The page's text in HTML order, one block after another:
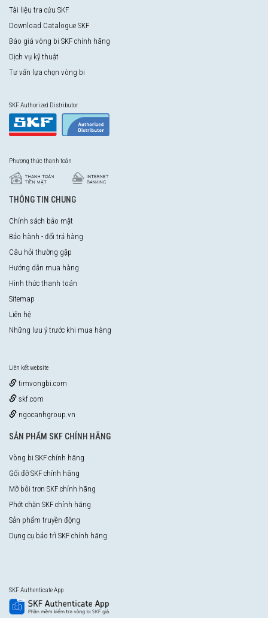
Tài liệu tra cứu SKF
Download Catalogue SKF
Báo giá vòng bi SKF chính hãng
Dịch vụ kỹ thuật
Tư vấn lựa chọn vòng bi
SKF Authorized Distributor
Phương thức thanh toán
THÔNG TIN CHUNG
Chính sách bảo mật
Bảo hành - đổi trả hàng
Câu hỏi thường gặp
Hướng dẫn mua hàng
Hình thức thanh toán
Sitemap
Liên hệ
Những lưu ý trước khi mua hàng
Liên kết website
timvongbi.com
skf.com
ngocanhgroup.vn
SẢN PHẨM SKF CHÍNH HÃNG
Vòng bi SKF chính hãng
Gối đỡ SKF chính hãng
Mỡ bôi trơn SKF chính hãng
Phớt chặn SKF chính hãng
Sản phẩm truyền động
Dụng cụ bảo trì SKF chính hãng
SKF Authenticate App